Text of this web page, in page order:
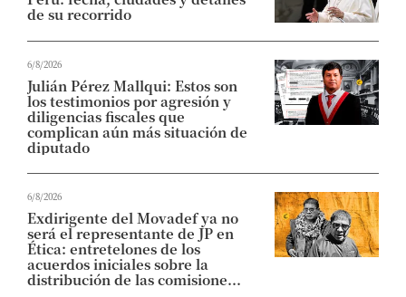
de su recorrido
6/8/2026
Julián Pérez Mallqui: Estos son
los testimonios por agresión y
diligencias fiscales que
complican aún más situación de
diputado
6/8/2026
Exdirigente del Movadef ya no
será el representante de JP en
Ética: entretelones de los
acuerdos iniciales sobre la
distribución de las comisione...